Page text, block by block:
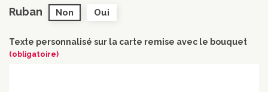
Ruban Non Oui
Texte personnalisé sur la carte remise avec le bouquet
(obligatoire)